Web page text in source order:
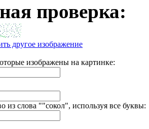
проверка:
другое изображение
изображены на картинке:
из слова ""сокол", используя все буквы: